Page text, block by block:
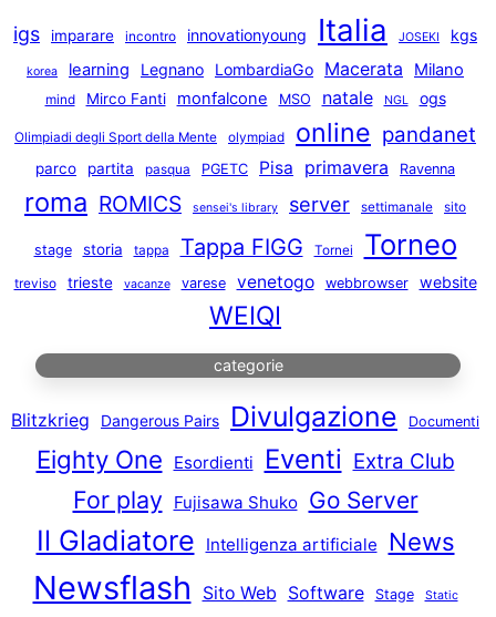
igs imparare incontro innovationyoung Italia JOSEKI kgs
korea learning Legnano LombardiaGo Macerata Milano
mind Mirco Fanti monfalcone MSO natale NGL ogs
Olimpiadi degli Sport della Mente olympiad online pandanet
parco partita pasqua PGETC Pisa primavera Ravenna
roma ROMICS sensei's library server settimanale sito
stage storia tappa Tappa FIGG Tornei Torneo
treviso trieste vacanze varese venetogo webbrowser website
WEIQI
categorie
Blitzkrieg Dangerous Pairs Divulgazione Documenti
Eighty One Esordienti Eventi Extra Club
For play Fujisawa Shuko Go Server
Il Gladiatore Intelligenza artificiale News
Newsflash Sito Web Software Stage Static